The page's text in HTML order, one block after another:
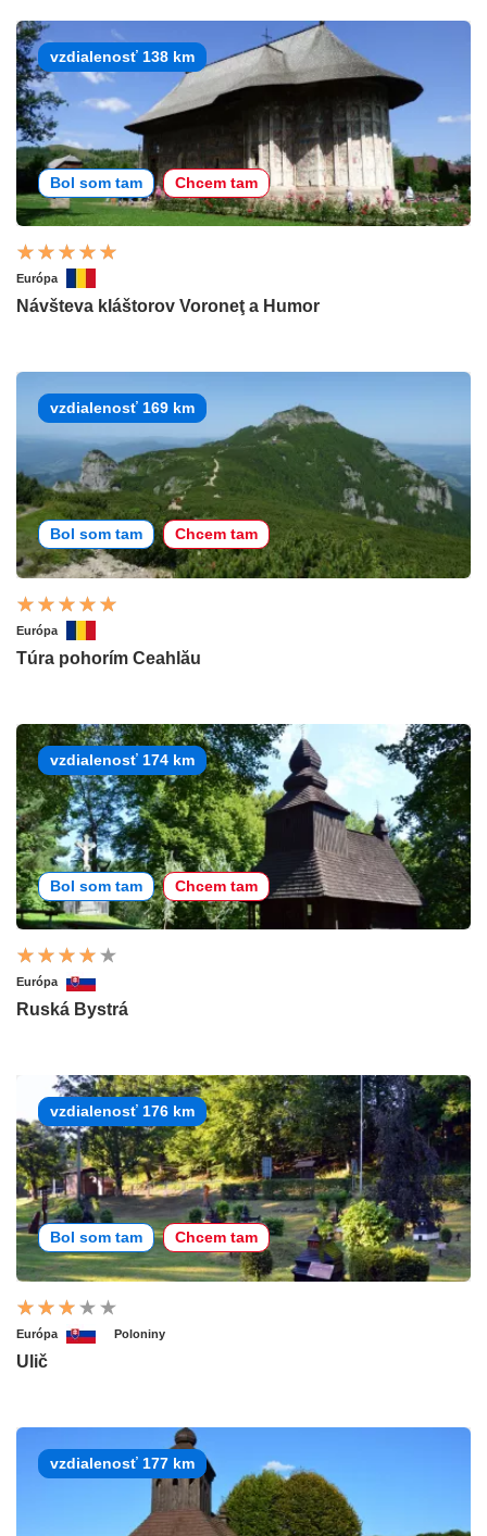
vzdialenosť 138 km
Bol som tam Chcem tam
Európa
Návšteva kláštorov Voroneţ a Humor
vzdialenosť 169 km
Bol som tam Chcem tam
Európa
Túra pohorím Ceahlău
vzdialenosť 174 km
Bol som tam Chcem tam
Európa
Ruská Bystrá
vzdialenosť 176 km
Bol som tam Chcem tam
Európa Poloniny
Ulič
vzdialenosť 177 km